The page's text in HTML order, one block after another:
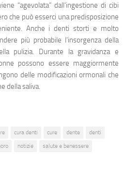
“agevolata” dall’ingestione di cibi
che può esserci unapredisposizione
Anche identi storti e molto
più probabile l’insorgenza della
pulizia. Durante la gravidanza e
possono essere maggiormente
delle modificazioni ormonali che
della saliva.
cura denti cure dente
denti
notizie
salute e benessere